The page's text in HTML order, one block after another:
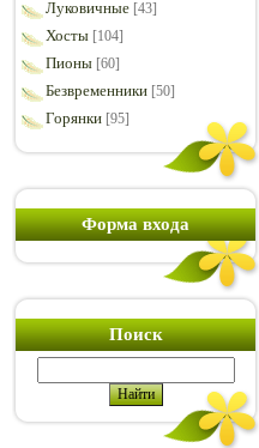
Луковичные [43]
Хосты [104]
Пионы [60]
Безвременники [50]
Горянки [95]
Форма входа
Поиск